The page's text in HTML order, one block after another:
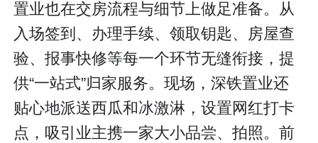
置业也在交房流程与细节上做足准备。从
入场签到、办理手续、领取钥匙、房屋查
验、报事快修等每一个环节无缝衔接，提
供“一站式”归家服务。现场，深铁置业还
贴心地派送西瓜和冰激淋，设置网红打卡
点，吸引业主携一家大小品尝、拍照。前